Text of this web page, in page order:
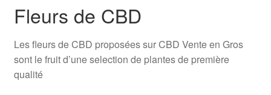
Fleurs de CBD
Les fleurs de CBD proposées sur CBD Vente en Gros
sont le fruit d’une selection de plantes de première
qualité